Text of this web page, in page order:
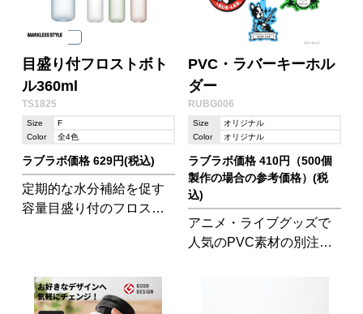
目盛り付フロストボト
ル360ml
TS1825
Size
F
Color
全4色
ラブラボ価格 629円(税込)
定期的な水分補給を促す
容量目盛り付のフロスト
PVC・ラバーキーホル
ダー
RUBG006
Size
オリジナル
Color
オリジナル
ラブラボ価格 410円（500個
製作の場合の参考価格）(税
込)
アニメ・ライブグッズで
人気のPVC素材の別注・